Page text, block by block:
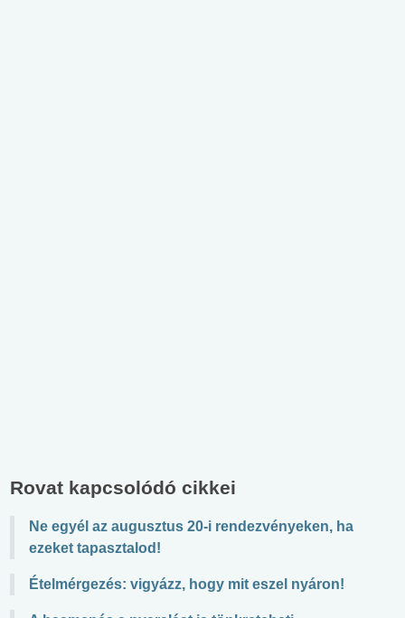
Rovat kapcsolódó cikkei
Ne egyél az augusztus 20-i rendezvényeken, ha
ezeket tapasztalod!
Ételmérgezés: vigyázz, hogy mit eszel nyáron!